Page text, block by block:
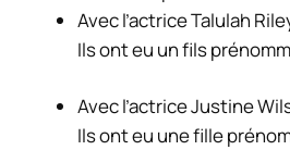
Avec l’actrice Talulah
Ils ont eu un fils
Avec l’actrice Justine
Ils ont eu une fille